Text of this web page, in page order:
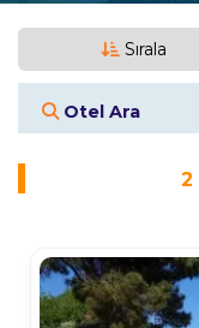
Sırala
Otel Ara
Çıkış Tarihi
2